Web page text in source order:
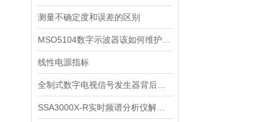
测量不确定度和误差的区别
线性电源指标